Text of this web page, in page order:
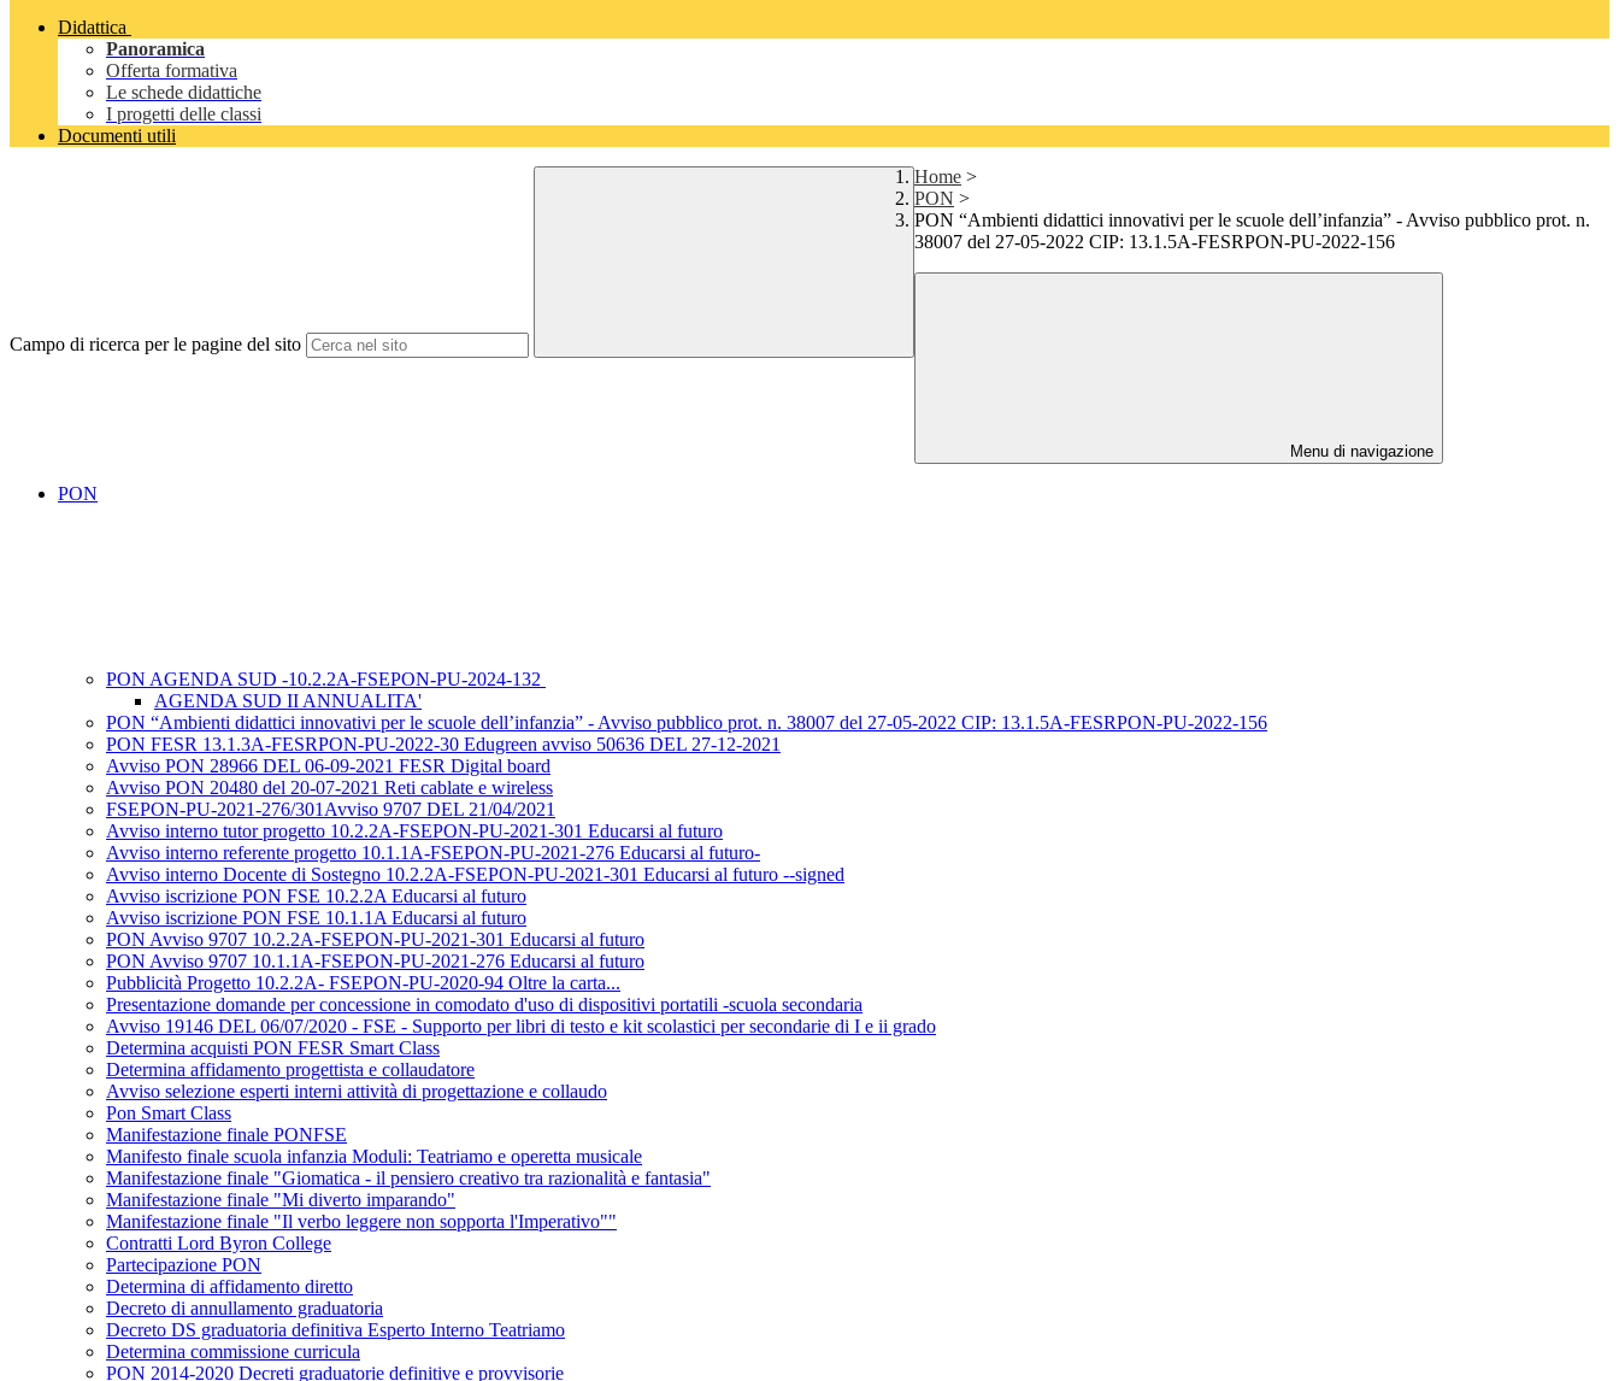
Didattica
Panoramica
Offerta formativa
Le schede didattiche
I progetti delle classi
Documenti utili
Campo di ricerca per le pagine del sito
Home >
PON >
PON “Ambienti didattici innovativi per le scuole dell’infanzia” - Avviso pubblico prot. n.
38007 del 27-05-2022 CIP: 13.1.5A-FESRPON-PU-2022-156
Menu di navigazione
PON
PON AGENDA SUD -10.2.2A-FSEPON-PU-2024-132
AGENDA SUD II ANNUALITA'
PON “Ambienti didattici innovativi per le scuole dell’infanzia” - Avviso pubblico prot. n. 38007 del 27-05-2022 CIP: 13.1.5A-FESRPON-PU-2022-156
PON FESR 13.1.3A-FESRPON-PU-2022-30 Edugreen avviso 50636 DEL 27-12-2021
Avviso PON 28966 DEL 06-09-2021 FESR Digital board
Avviso PON 20480 del 20-07-2021 Reti cablate e wireless
FSEPON-PU-2021-276/301Avviso 9707 DEL 21/04/2021
Avviso interno tutor progetto 10.2.2A-FSEPON-PU-2021-301 Educarsi al futuro
Avviso interno referente progetto 10.1.1A-FSEPON-PU-2021-276 Educarsi al futuro-
Avviso interno Docente di Sostegno 10.2.2A-FSEPON-PU-2021-301 Educarsi al futuro --signed
Avviso iscrizione PON FSE 10.2.2A Educarsi al futuro
Avviso iscrizione PON FSE 10.1.1A Educarsi al futuro
PON Avviso 9707 10.2.2A-FSEPON-PU-2021-301 Educarsi al futuro
PON Avviso 9707 10.1.1A-FSEPON-PU-2021-276 Educarsi al futuro
Pubblicità Progetto 10.2.2A- FSEPON-PU-2020-94 Oltre la carta...
Presentazione domande per concessione in comodato d'uso di dispositivi portatili -scuola secondaria
Avviso 19146 DEL 06/07/2020 - FSE - Supporto per libri di testo e kit scolastici per secondarie di I e ii grado
Determina acquisti PON FESR Smart Class
Determina affidamento progettista e collaudatore
Avviso selezione esperti interni attività di progettazione e collaudo
Pon Smart Class
Manifestazione finale PONFSE
Manifesto finale scuola infanzia Moduli: Teatriamo e operetta musicale
Manifestazione finale "Giomatica - il pensiero creativo tra razionalità e fantasia"
Manifestazione finale "Mi diverto imparando"
Manifestazione finale "Il verbo leggere non sopporta l'Imperativo""
Contratti Lord Byron College
Partecipazione PON
Determina di affidamento diretto
Decreto di annullamento graduatoria
Decreto DS graduatoria definitiva Esperto Interno Teatriamo
Determina commissione curricula
PON 2014-2020 Decreti graduatorie definitive e provvisorie